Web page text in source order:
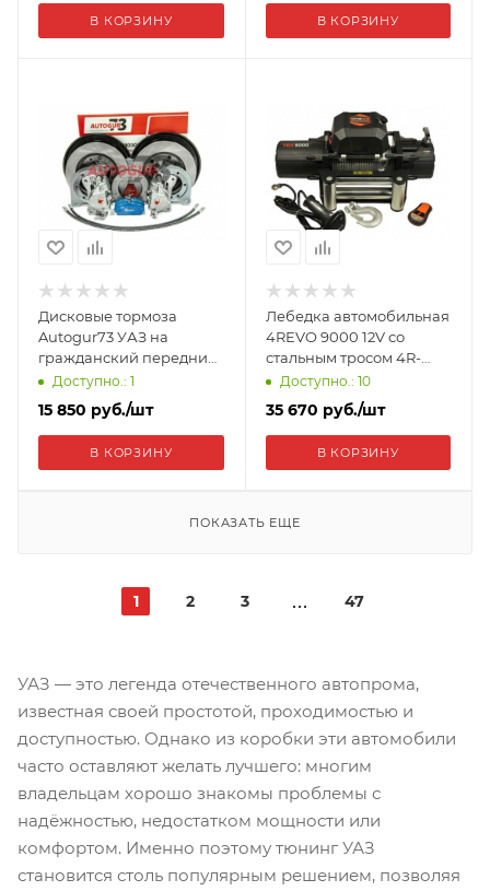
В КОРЗИНУ В КОРЗИНУ
Дисковые тормоза
Autogur73 УАЗ на
гражданский передний
мост (Тимкен) N-DT-UAZ-
GR-P-S-GAZ
Доступно.: 1
15 850 руб./шт
В КОРЗИНУ
Лебедка автомобильная
4REVO 9000 12V со
стальным тросом 4R-
W091A
Доступно.: 10
35 670 руб./шт
В КОРЗИНУ
ПОКАЗАТЬ ЕЩЕ
1 2 3 47
УАЗ — это легенда отечественного автопрома,
известная своей простотой, проходимостью и
доступностью. Однако из коробки эти автомобили
часто оставляют желать лучшего: многим
владельцам хорошо знакомы проблемы с
надёжностью, недостатком мощности или
комфортом. Именно поэтому тюнинг УАЗ
становится столь популярным решением, позволяя